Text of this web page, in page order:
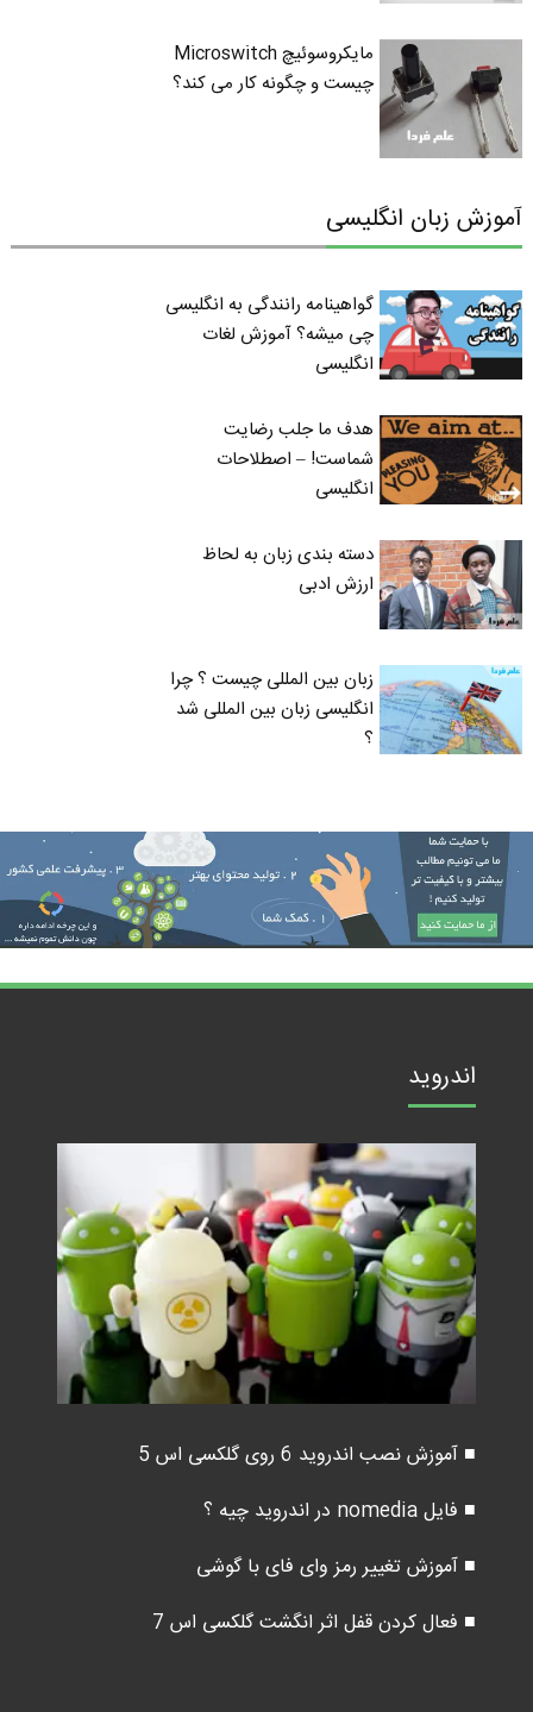
مایکروسوئیچ Microswitch
چیست و چگونه کار می کند؟
آموزش زبان انگلیسی
گواهینامه رانندگی به انگلیسی
چی میشه؟ آموزش لغات
انگلیسی
هدف ما جلب رضایت
شماست! – اصطلاحات
انگلیسی
دسته بندی زبان به لحاظ
ارزش ادبی
زبان بین المللی چیست ؟ چرا
انگلیسی زبان بین المللی شد
؟
اندروید
■ آموزش نصب اندروید 6 روی گلکسی اس 5
■ فایل nomedia در اندروید چیه ؟
■ آموزش تغییر رمز وای فای با گوشی
■ فعال کردن قفل اثر انگشت گلکسی اس 7